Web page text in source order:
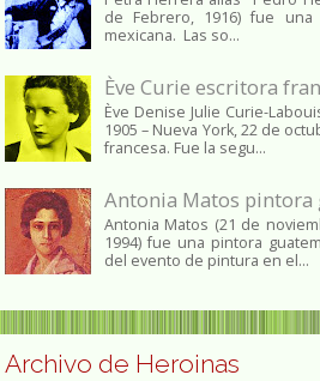
de Febrero, 1916) fue
mexicana. Las so...
Ève Curie escritora
Ève Denise Julie Curie-
1905 – Nueva York, 22 de
francesa. Fue la segu...
Antonia Matos pintora
Antonia Matos (21 de
1994) fue una pintora
del evento de pintura en el...
Archivo de Heroinas